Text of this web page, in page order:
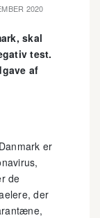
2020
skal
test.
af
er
de
der